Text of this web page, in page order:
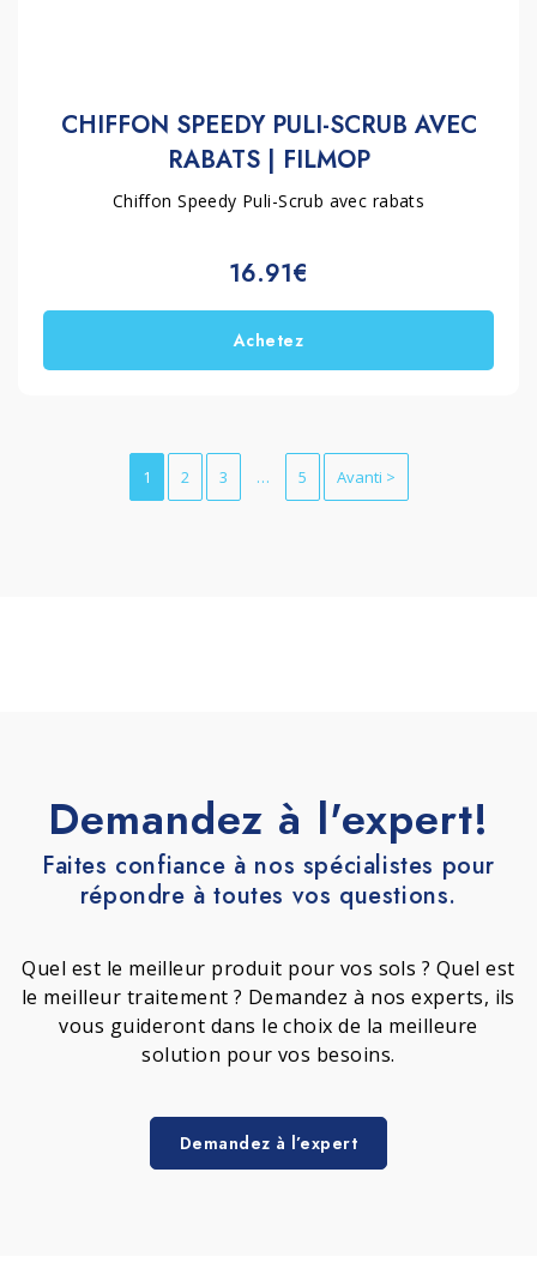
CHIFFON SPEEDY PULI-SCRUB AVEC
RABATS | FILMOP
Chiffon Speedy Puli-Scrub avec rabats
16.91€
Achetez
1 2 3 … 5 Avanti >
Demandez à l'expert!
Faites confiance à nos spécialistes pour
répondre à toutes vos questions.
Quel est le meilleur produit pour vos sols ? Quel est
le meilleur traitement ? Demandez à nos experts, ils
vous guideront dans le choix de la meilleure
solution pour vos besoins.
Demandez à l’expert